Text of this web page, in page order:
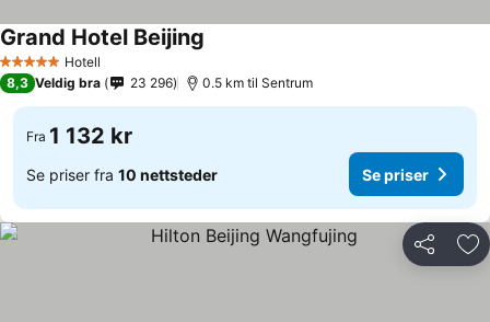
5 Stjerner Hotell
Grand Hotel Beijing
8,3 Veldig bra 23 296 0.5 km til Sentrum
Fra 1 132 kr
Se priser fra 10 nettsteder Se priser
Del